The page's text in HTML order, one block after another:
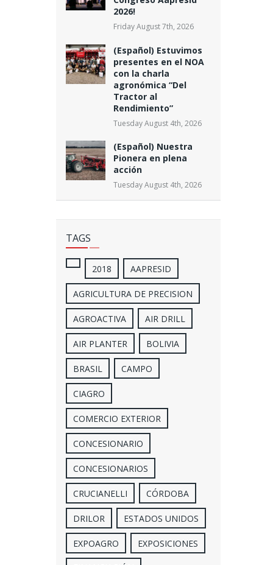
2026!
Friday August 7th, 2026
(Español) Estuvimos
presentes en el NOA
con la charla
agronómica “Del
Tractor al
Rendimiento”
Tuesday August 4th, 2026
(Español) Nuestra
Pionera en plena
acción
Tuesday August 4th, 2026
TAGS
2018 AAPRESID
AGRICULTURA DE PRECISION
AGROACTIVA AIR DRILL
AIR PLANTER BOLIVIA
BRASIL CAMPO
CIAGRO
COMERCIO EXTERIOR
CONCESIONARIO
CONCESIONARIOS
CRUCIANELLI CÓRDOBA
DRILOR ESTADOS UNIDOS
EXPOAGRO EXPOSICIONES